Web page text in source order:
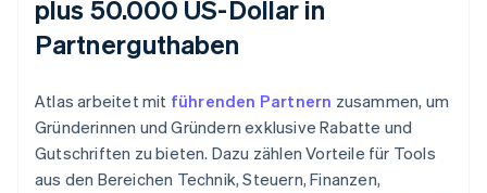
plus 50.000 US-Dollar in
Partnerguthaben
Atlas arbeitet mit führenden Partnern zusammen, um
Gründerinnen und Gründern exklusive Rabatte und
Gutschriften zu bieten. Dazu zählen Vorteile für Tools
aus den Bereichen Technik, Steuern, Finanzen,